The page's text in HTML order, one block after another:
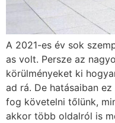
A 2021-es év sok
as volt. Persze az
körülményeket ki
ad rá. De hatásaiban
fog követelni tőlünk,
akkor több oldalról is